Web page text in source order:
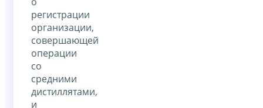
регистрации
организации,
совершающей
операции
со
средними
дистиллятами,
и